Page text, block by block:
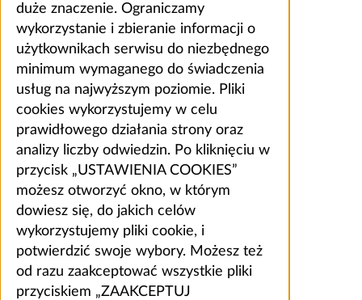
duże znaczenie. Ograniczamy
wykorzystanie i zbieranie informacji o
użytkownikach serwisu do niezbędnego
minimum wymaganego do świadczenia
usług na najwyższym poziomie. Pliki
cookies wykorzystujemy w celu
prawidłowego działania strony oraz
analizy liczby odwiedzin. Po kliknięciu w
przycisk „USTAWIENIA COOKIES”
możesz otworzyć okno, w którym
dowiesz się, do jakich celów
wykorzystujemy pliki cookie, i
potwierdzić swoje wybory. Możesz też
od razu zaakceptować wszystkie pliki
przyciskiem „ZAAKCEPTUJ